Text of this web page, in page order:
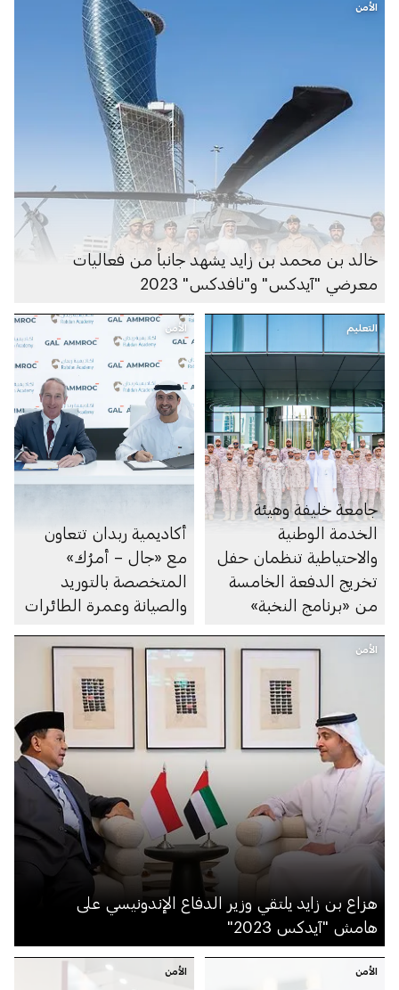
الأمن
خالد بن محمد بن زايد يشهد جانباً من فعاليات
معرضي "آيدكس" و"نافدكس" 2023
التعليم
جامعة خليفة وهيئة
الخدمة الوطنية
والاحتياطية تنظمان حفل
تخريج الدفعة الخامسة
من «برنامج النخبة»
الأمن
أكاديمية ربدان تتعاون
مع «جال – أمرُك»
المتخصصة بالتوريد
والصيانة وعمرة الطائرات
الأمن
هزاع بن زايد يلتقي وزير الدفاع الإندونيسي على
هامش "آيدكس 2023"
الأمن الأمن